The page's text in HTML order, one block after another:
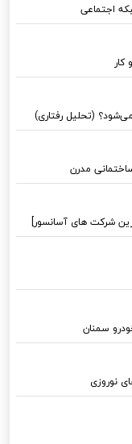
اجتماعی
(تحلیل رفتاری)
مدرن
شرکت های آسانسور]
نوروزی